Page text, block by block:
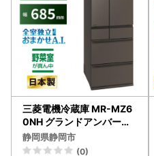
三菱電機冷蔵庫 MR-MZ6
0NH グランドアンバーグ
レー 6ドア 観音開き 標準
設置付【沖縄・離島・一部
静岡県静岡市
(0)